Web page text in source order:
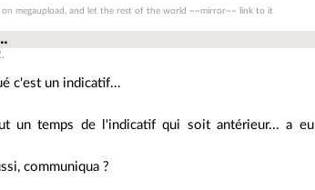
megaupload, and let the rest of the world ~~mirror~~ link to it
.
c'est un indicatif...
un temps de l'indicatif qui soit antérieur... a eu
communiqua ?